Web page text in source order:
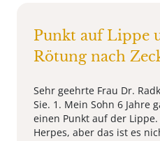
Punkt auf Lippe
Rötung nach
Sehr geehrte Frau Dr.
Sie. 1. Mein Sohn 6 Jahre
einen Punkt auf der
Herpes, aber das ist es